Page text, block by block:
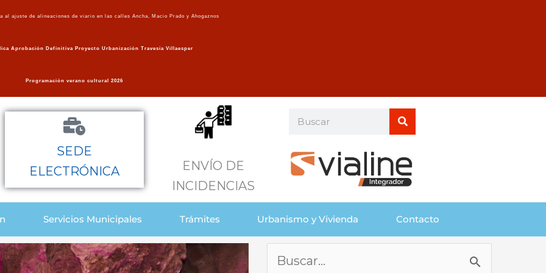
al ajuste de alineaciones de viario en las calles Ancha, Macio Prado y Ahogaznos
Aprobación Definitiva Proyecto Urbanización Travesía Villaesper
Programación verano cultural 2026
SEDE
ELECTRÓNICA
ENVÍO DE
INCIDENCIAS
Buscar Buscar
Servicios Municipales Trámites Urbanismo y Vivienda Contacto
Buscar